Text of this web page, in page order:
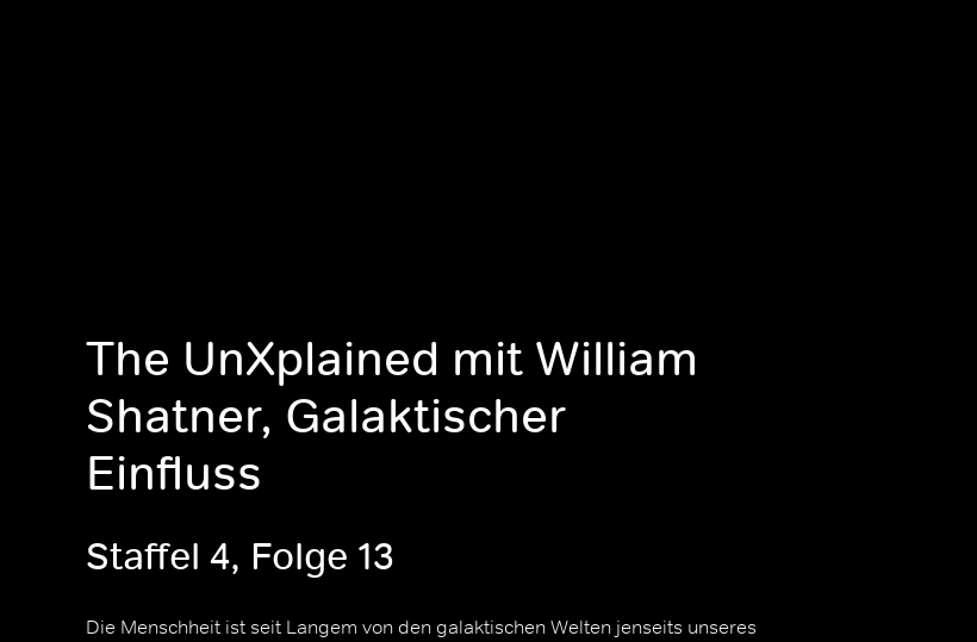
The UnXplained mit William
Shatner, Galaktischer
Einfluss
Staffel 4, Folge 13
Die Menschheit ist seit Langem von den galaktischen Welten jenseits unseres